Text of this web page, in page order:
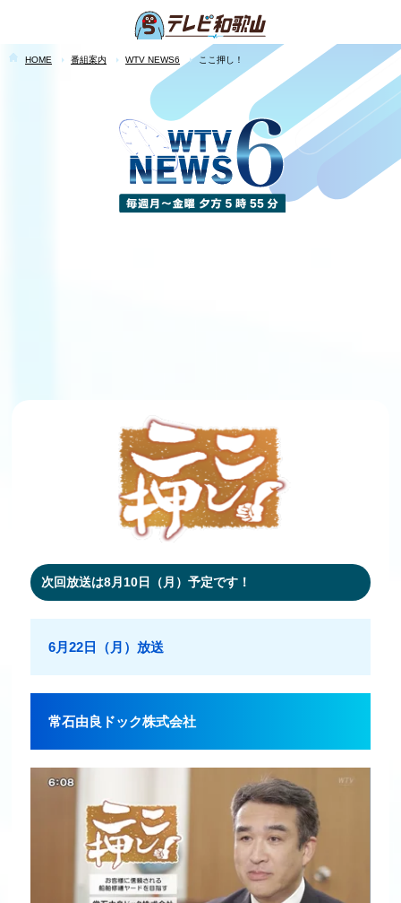
HOME 番組案内 WTV NEWS6 ここ押し！
次回放送は8月10日（月）予定です！
6月22日（月）放送
常石由良ドック株式会社